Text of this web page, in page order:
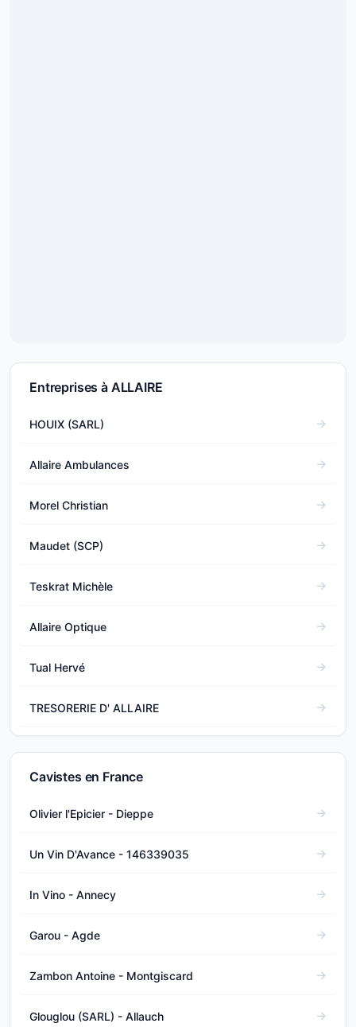
Entreprises à ALLAIRE
HOUIX (SARL)
Allaire Ambulances
Morel Christian
Maudet (SCP)
Teskrat Michèle
Allaire Optique
Tual Hervé
TRESORERIE D' ALLAIRE
Cavistes en France
Olivier l'Epicier - Dieppe
Un Vin D'Avance - 146339035
In Vino - Annecy
Garou - Agde
Zambon Antoine - Montgiscard
Glouglou (SARL) - Allauch